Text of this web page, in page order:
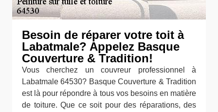
Besoin de réparer votre toit à
Labatmale? Appelez Basque
Couverture & Tradition!
Vous cherchez un couvreur professionnel à
Labatmale 64530? Basque Couverture & Tradition
est là pour répondre à tous vos besoins en matière
de toiture. Que ce soit pour des réparations, des